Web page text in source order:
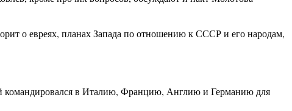
о евреях, планах Запада по отношению к СССР и его народам,
командировался в Италию, Францию, Англию и Германию для